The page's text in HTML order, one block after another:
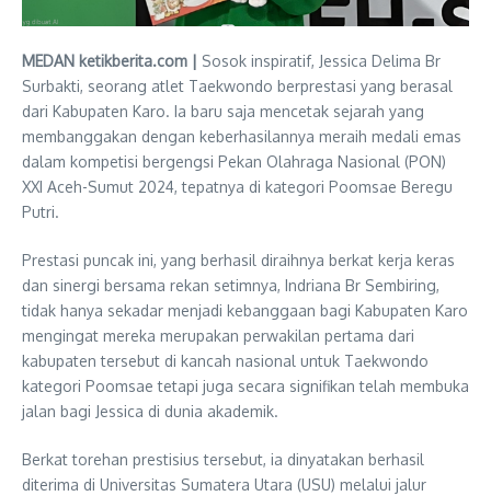
MEDAN ketikberita.com | Sosok inspiratif, Jessica Delima Br
Surbakti, seorang atlet Taekwondo berprestasi yang berasal
dari Kabupaten Karo. Ia baru saja mencetak sejarah yang
membanggakan dengan keberhasilannya meraih medali emas
dalam kompetisi bergengsi Pekan Olahraga Nasional (PON)
XXI Aceh-Sumut 2024, tepatnya di kategori Poomsae Beregu
Putri.
Prestasi puncak ini, yang berhasil diraihnya berkat kerja keras
dan sinergi bersama rekan setimnya, Indriana Br Sembiring,
tidak hanya sekadar menjadi kebanggaan bagi Kabupaten Karo
mengingat mereka merupakan perwakilan pertama dari
kabupaten tersebut di kancah nasional untuk Taekwondo
kategori Poomsae tetapi juga secara signifikan telah membuka
jalan bagi Jessica di dunia akademik.
Berkat torehan prestisius tersebut, ia dinyatakan berhasil
diterima di Universitas Sumatera Utara (USU) melalui jalur